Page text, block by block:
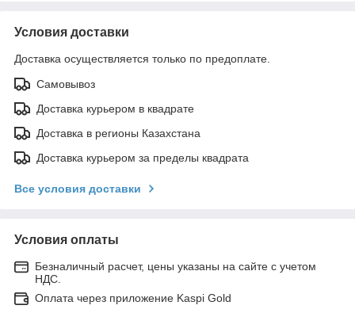
Условия доставки
Доставка осуществляется только по предоплате.
Самовывоз
Доставка курьером в квадрате
Доставка в регионы Казахстана
Доставка курьером за пределы квадрата
Все условия доставки
Условия оплаты
Безналичный расчет, цены указаны на сайте с учетом
НДС.
Оплата через приложение Kaspi Gold